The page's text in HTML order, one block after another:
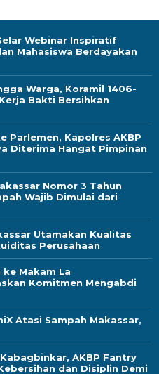
Webinar Inspiratif
Mahasiswa Berdayakan
Warga, Koramil 1406-
Bakti Bersihkan
Parlemen, Kapolres AKBP
Diterima Hangat Pimpinan
Nomor 3 Tahun
Wajib Dimulai dari
Utamakan Kualitas
Perusahaan
Makam La
Komitmen Mengabdi
Atasi Sampah Makassar,
AKBP Fantry
dan Disiplin Demi